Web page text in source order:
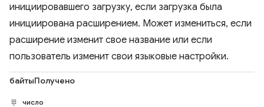
инициировавшего загрузку, если загрузка была
инициирована расширением. Может измениться, если
расширение изменит свое название или если
пользователь изменит свои языковые настройки.
байтыПолучено
число